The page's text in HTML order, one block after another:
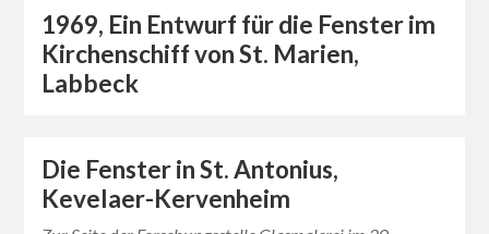
1969, Ein Entwurf für die Fenster im
Kirchenschiff von St. Marien,
Labbeck
Die Fenster in St. Antonius,
Kevelaer-Kervenheim